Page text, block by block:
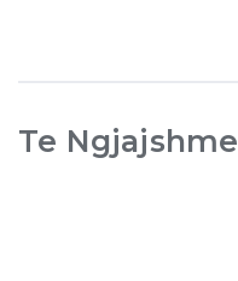
Te Ngjajshme